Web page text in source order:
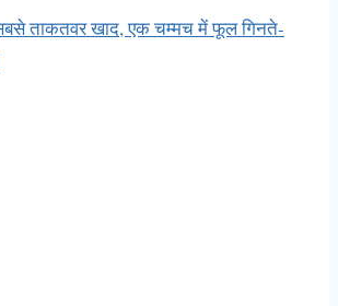
ताकतवर खाद, एक चम्मच में फूल गिनते-